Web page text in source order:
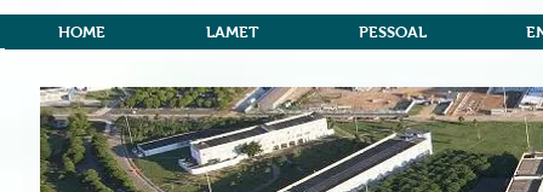
HOME LAMET PESSOAL